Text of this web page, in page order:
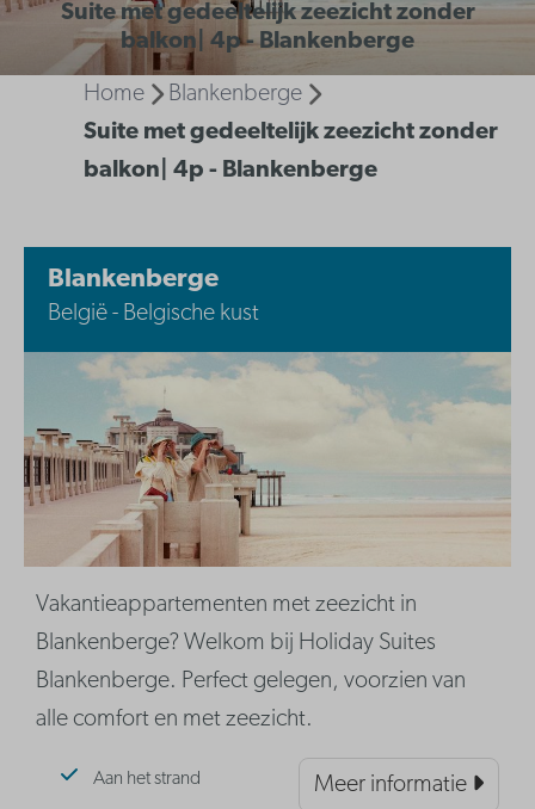
Suite met gedeeltelijk zeezicht zonder
balkon| 4p - Blankenberge
Home
Blankenberge
Suite met gedeeltelijk zeezicht zonder
balkon| 4p - Blankenberge
Blankenberge
België - Belgische kust
Vakantieappartementen met zeezicht in
Blankenberge? Welkom bij Holiday Suites
Blankenberge. Perfect gelegen, voorzien van
alle comfort en met zeezicht.
Aan het strand Meer informatie